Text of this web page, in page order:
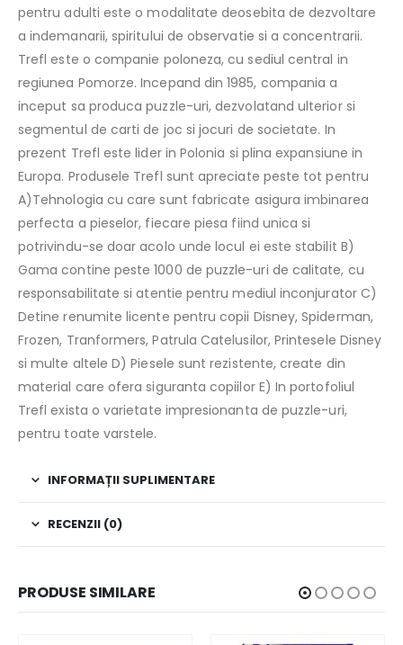
pentru adulti este o modalitate deosebita de dezvoltare
a indemanarii, spiritului de observatie si a concentrarii.
Trefl este o companie poloneza, cu sediul central in
regiunea Pomorze. Incepand din 1985, compania a
inceput sa produca puzzle-uri, dezvolatand ulterior si
segmentul de carti de joc si jocuri de societate. In
prezent Trefl este lider in Polonia si plina expansiune in
Europa. Produsele Trefl sunt apreciate peste tot pentru
A)Tehnologia cu care sunt fabricate asigura imbinarea
perfecta a pieselor, fiecare piesa fiind unica si
potrivindu-se doar acolo unde locul ei este stabilit B)
Gama contine peste 1000 de puzzle-uri de calitate, cu
responsabilitate si atentie pentru mediul inconjurator C)
Detine renumite licente pentru copii Disney, Spiderman,
Frozen, Tranformers, Patrula Catelusilor, Printesele Disney
si multe altele D) Piesele sunt rezistente, create din
material care ofera siguranta copiilor E) In portofoliul
Trefl exista o varietate impresionanta de puzzle-uri,
pentru toate varstele.
INFORMAȚII SUPLIMENTARE
RECENZII (0)
PRODUSE SIMILARE